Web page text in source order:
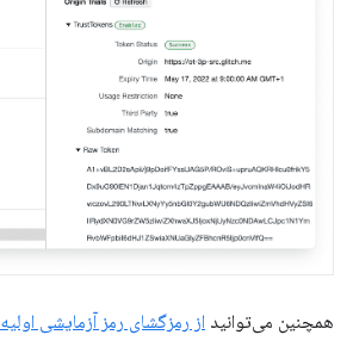
همچنین می‌توانید از رمزگشای رمز آزمایشی اولیه